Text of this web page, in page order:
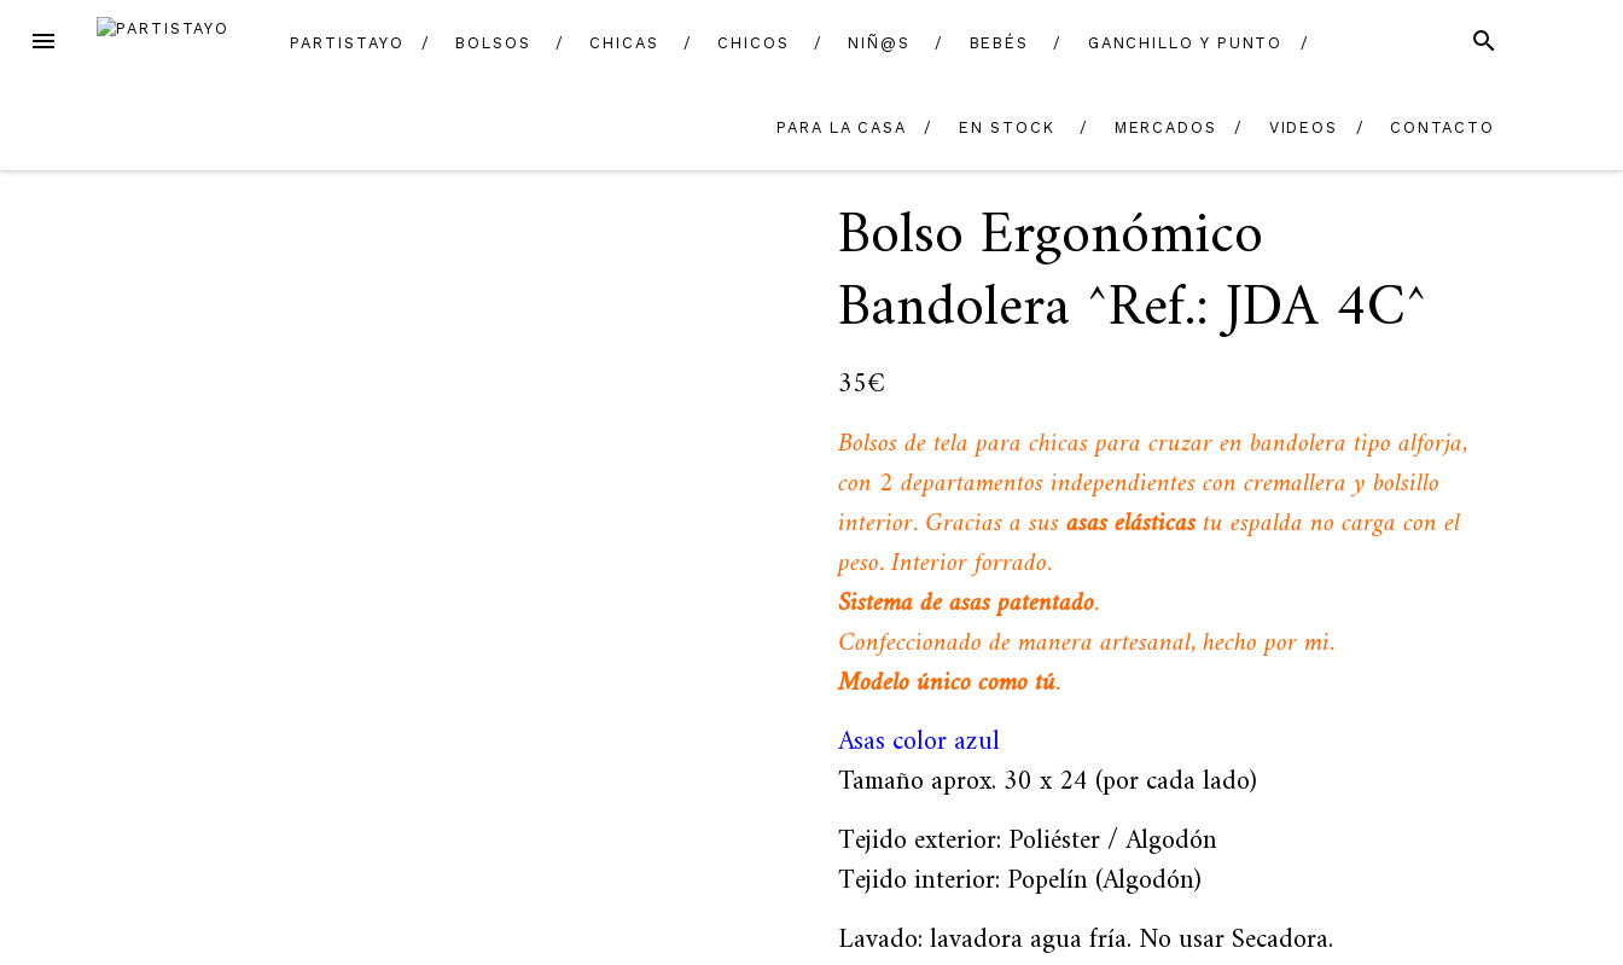
MENU SEARCH
CONTACTO
PARTISTAYO BOLSOS CHICAS CHICOS NIÑ@S BEBÉS GANCHILLO Y PUNTO
PARA LA CASA EN STOCK MERCADOS VIDEOS CONTACTO
Bolso Ergonómico
Bandolera ^Ref.: JDA 4C^
35€
Bolsos de tela para chicas para cruzar en bandolera tipo alforja,
con 2 departamentos independientes con cremallera y bolsillo
interior. Gracias a susasas elásticastu espalda no carga con el
peso. Interior forrado.
Sistema de asas patentado.
Confeccionado de manera artesanal, hecho por mi.
Modelo único como tú.
Asas color azul
Tamaño aprox. 30 x 24 (por cada lado)
Tejido exterior: Poliéster / Algodón
Tejido interior: Popelín (Algodón)
Lavado: lavadora agua fría. No usar Secadora.